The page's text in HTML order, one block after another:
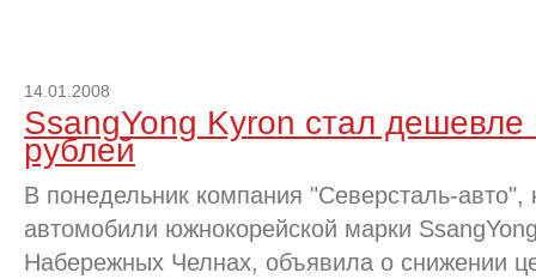
14.01.2008
SsangYong Kyron стал дешевле
рублей
В понедельник компания "Северсталь-авто",
автомобили южнокорейской марки
Набережных Челнах, объявила о снижении